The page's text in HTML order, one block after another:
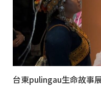
台東pulingau生命故事